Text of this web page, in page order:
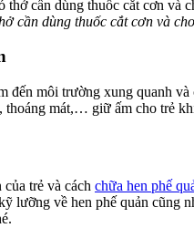
cần dùng thuốc cắt cơn và
đến môi trường xung quanh
thoáng mát,… giữ ấm cho trẻ
trẻ và cách chữa hen phế
lưỡng về hen phế quản